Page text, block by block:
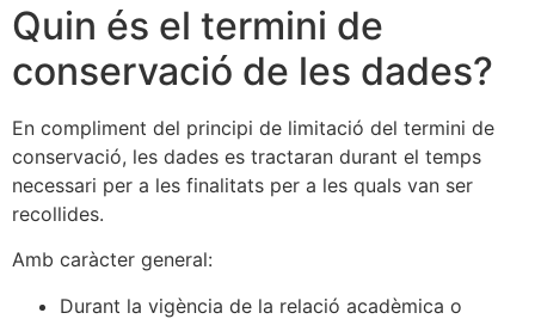
Quin és el termini de
conservació de les dades?
En compliment del principi de limitació del termini de
conservació, les dades es tractaran durant el temps
necessari per a les finalitats per a les quals van ser
recollides.
Amb caràcter general:
Durant la vigència de la relació acadèmica o